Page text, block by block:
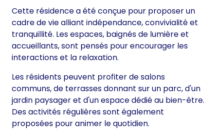
Cette résidence a été conçue pour proposer un
cadre de vie alliant indépendance, convivialité et
tranquillité. Les espaces, baignés de lumière et
accueillants, sont pensés pour encourager les
interactions et la relaxation.
Les résidents peuvent profiter de salons
communs, de terrasses donnant sur un parc, d'un
jardin paysager et d'un espace dédié au bien-être.
Des activités régulières sont également
proposées pour animer le quotidien.